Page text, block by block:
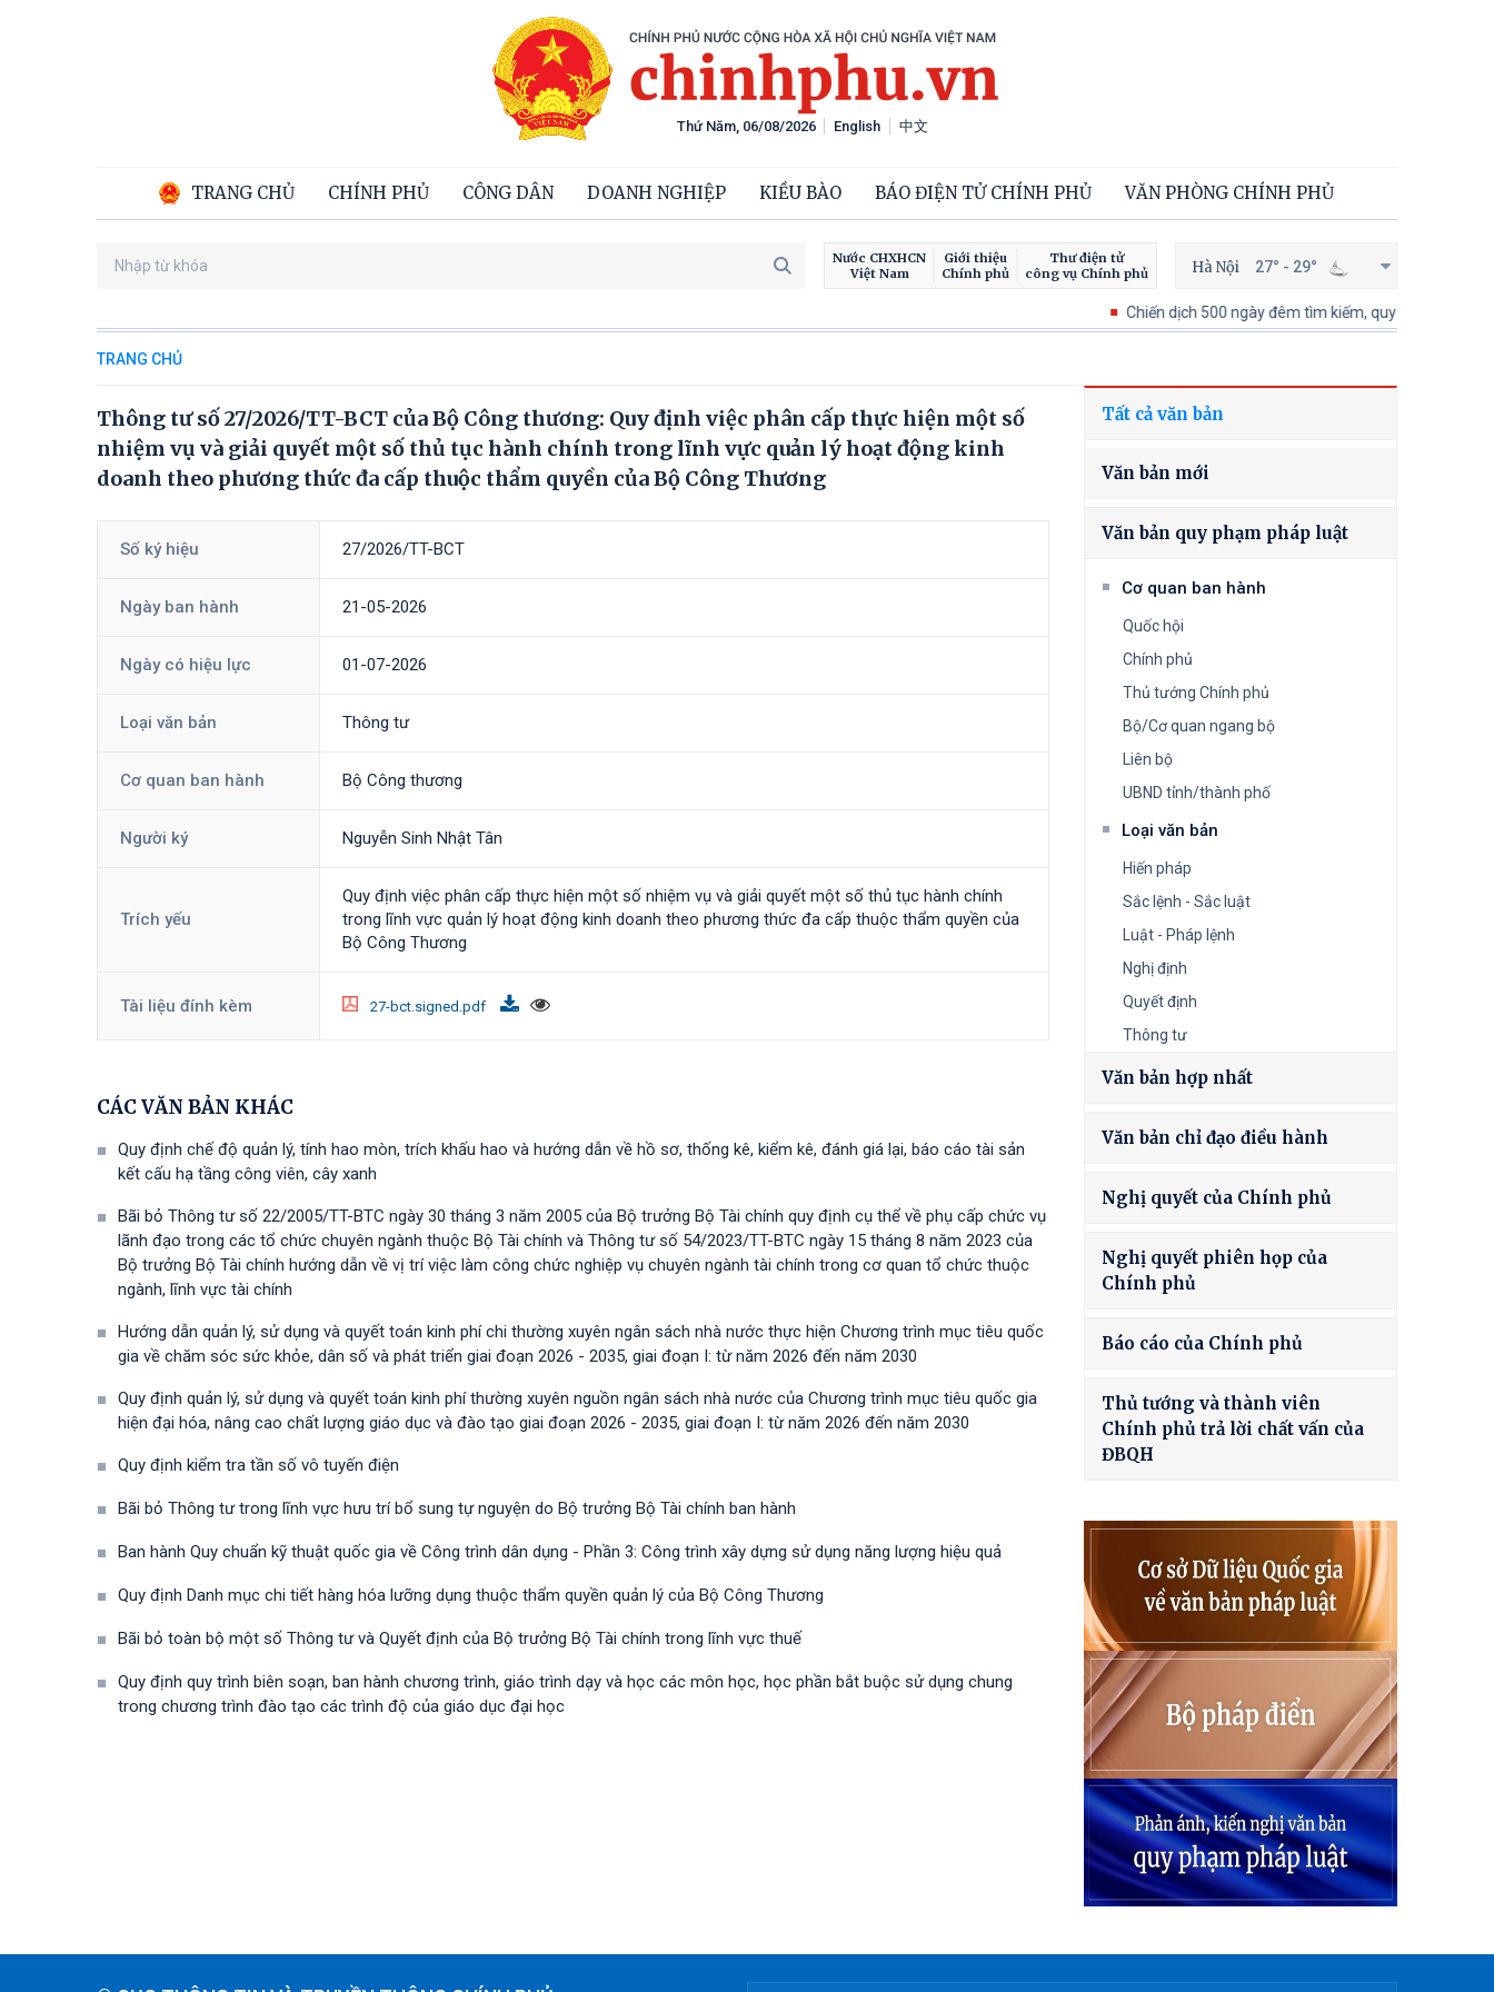
English 中文
TRANG CHỦ CHÍNH PHỦ CÔNG DÂN DOANH NGHIỆP KIỀU BÀO BÁO ĐIỆN TỬ CHÍNH PHỦ VĂN PHÒNG CHÍNH PHỦ
Thứ Năm, 06/08/2026
Nước CHXHCN
Việt Nam
Giới thiệu
Chính phủ
Thư điện tử
công vụ Chính phủ
Hà Nội 27° - 29°
Chiến dịch 500 ngày đêm tìm kiếm, quy tập và xác định
TRANG CHỦ
Thông tư số 27/2026/TT-BCT của Bộ Công thương: Quy định việc phân cấp thực hiện một số
nhiệm vụ và giải quyết một số thủ tục hành chính trong lĩnh vực quản lý hoạt động kinh
doanh theo phương thức đa cấp thuộc thẩm quyền của Bộ Công Thương
Số ký hiệu 27/2026/TT-BCT
Ngày ban hành 21-05-2026
Ngày có hiệu lực 01-07-2026
Loại văn bản Thông tư
Cơ quan ban hành Bộ Công thương
Người ký Nguyễn Sinh Nhật Tân
Trích yếu
Quy định việc phân cấp thực hiện một số nhiệm vụ và giải quyết một số thủ tục hành chính
trong lĩnh vực quản lý hoạt động kinh doanh theo phương thức đa cấp thuộc thẩm quyền của
Bộ Công Thương
Tài liệu đính kèm 27-bct.signed.pdf
CÁC VĂN BẢN KHÁC
Quy định chế độ quản lý, tính hao mòn, trích khấu hao và hướng dẫn về hồ sơ, thống kê, kiểm kê, đánh giá lại, báo cáo tài sản
kết cấu hạ tầng công viên, cây xanh
Bãi bỏ Thông tư số 22/2005/TT-BTC ngày 30 tháng 3 năm 2005 của Bộ trưởng Bộ Tài chính quy định cụ thể về phụ cấp chức vụ
lãnh đạo trong các tổ chức chuyên ngành thuộc Bộ Tài chính và Thông tư số 54/2023/TT-BTС ngày 15 tháng 8 năm 2023 của
Bộ trưởng Bộ Tài chính hướng dẫn về vị trí việc làm công chức nghiệp vụ chuyên ngành tài chính trong cơ quan tổ chức thuộc
ngành, lĩnh vực tài chính
Hướng dẫn quản lý, sử dụng và quyết toán kinh phí chi thường xuyên ngân sách nhà nước thực hiện Chương trình mục tiêu quốc
gia về chăm sóc sức khỏe, dân số và phát triển giai đoạn 2026 - 2035, giai đoạn I: từ năm 2026 đến năm 2030
Quy định quản lý, sử dụng và quyết toán kinh phí thường xuyên nguồn ngân sách nhà nước của Chương trình mục tiêu quốc gia
hiện đại hóa, nâng cao chất lượng giáo dục và đào tạo giai đoạn 2026 - 2035, giai đoạn I: từ năm 2026 đến năm 2030
Quy định kiểm tra tần số vô tuyến điện
Bãi bỏ Thông tư trong lĩnh vực hưu trí bổ sung tự nguyện do Bộ trưởng Bộ Tài chính ban hành
Ban hành Quy chuẩn kỹ thuật quốc gia về Công trình dân dụng - Phần 3: Công trình xây dựng sử dụng năng lượng hiệu quả
Quy định Danh mục chi tiết hàng hóa lưỡng dụng thuộc thẩm quyền quản lý của Bộ Công Thương
Bãi bỏ toàn bộ một số Thông tư và Quyết định của Bộ trưởng Bộ Tài chính trong lĩnh vực thuế
Quy định quy trình biên soạn, ban hành chương trình, giáo trình dạy và học các môn học, học phần bắt buộc sử dụng chung
trong chương trình đào tạo các trình độ của giáo dục đại học
Tất cả văn bản
Văn bản mới
Văn bản quy phạm pháp luật
Cơ quan ban hành
Quốc hội
Chính phủ
Thủ tướng Chính phủ
Bộ/Cơ quan ngang bộ
Liên bộ
UBND tỉnh/thành phố
Loại văn bản
Hiến pháp
Sắc lệnh - Sắc luật
Luật - Pháp lệnh
Nghị định
Quyết định
Thông tư
Văn bản hợp nhất
Văn bản chỉ đạo điều hành
Nghị quyết của Chính phủ
Nghị quyết phiên họp của
Chính phủ
Báo cáo của Chính phủ
Thủ tướng và thành viên
Chính phủ trả lời chất vấn của
ĐBQH